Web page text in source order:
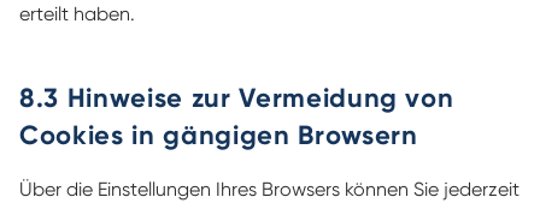
erteilt haben.
8.3 Hinweise zur Vermeidung von
Cookies in gängigen Browsern
Über die Einstellungen Ihres Browsers können Sie jederzeit